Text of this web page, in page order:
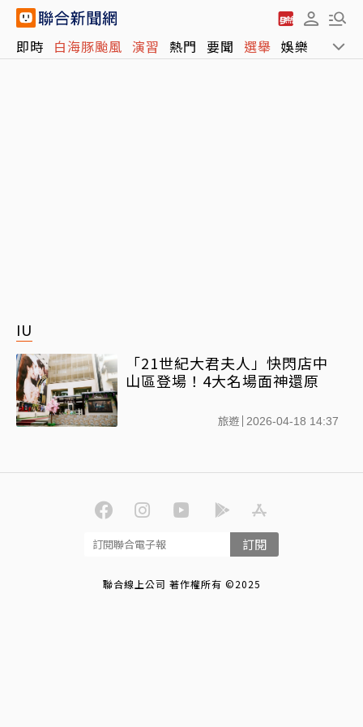
即時 白海豚颱風 演習 熱門 要聞 選舉 娛樂 運動
IU
「21世紀大君夫人」快閃店中
山區登場！4大名場面神還原
旅遊 2026-04-18 14:37
訂閱
聯合線上公司 著作權所有 ©2025